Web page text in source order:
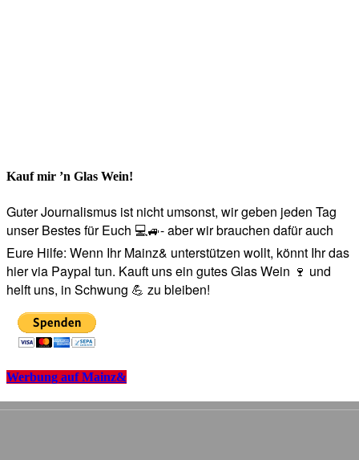
Kauf mir ’n Glas Wein!
Guter Journalismus ist nicht umsonst, wir geben jeden Tag
unser Bestes für Euch 💻🚙- aber wir brauchen dafür auch
Eure Hilfe: Wenn Ihr Mainz& unterstützen wollt, könnt Ihr das
hier via Paypal tun. Kauft uns ein gutes Glas Wein 🍷 und
helft uns, in Schwung 💪 zu bleiben!
Werbung auf Mainz&